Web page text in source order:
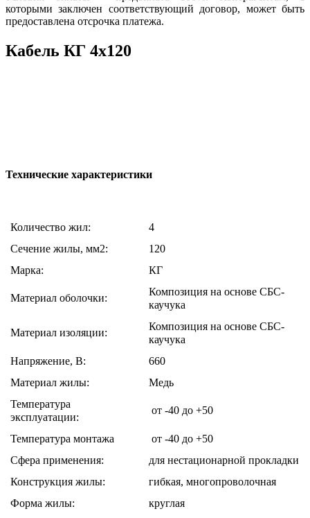
которыми заключен соответствующий договор, может быть
предоставлена отсрочка платежа.
Кабель КГ 4х120
Технические характеристики
Количество жил:
4
Сечение жилы, мм2:
120
Марка:
КГ
Материал оболочки:
Композиция на основе СБС-
каучука
Материал изоляции:
Композиция на основе СБС-
каучука
Напряжение, В:
660
Материал жилы:
Медь
Температура
эксплуатации:
от -40 до +50
Температура монтажа
от -40 до +50
Сфера применения:
для нестационарной прокладки
Конструкция жилы:
гибкая, многопроволочная
Форма жилы:
круглая